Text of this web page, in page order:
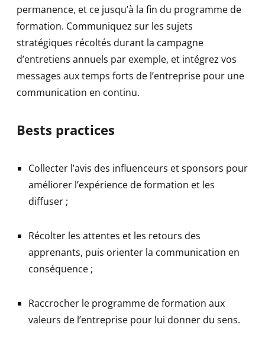
permanence, et ce jusqu’à la fin du programme de
formation. Communiquez sur les sujets
stratégiques récoltés durant la campagne
d’entretiens annuels par exemple, et intégrez vos
messages aux temps forts de l’entreprise pour une
communication en continu.
Bests practices
Collecter l’avis des influenceurs et sponsors pour
améliorer l’expérience de formation et les
diffuser ;
Récolter les attentes et les retours des
apprenants, puis orienter la communication en
conséquence ;
Raccrocher le programme de formation aux
valeurs de l’entreprise pour lui donner du sens.